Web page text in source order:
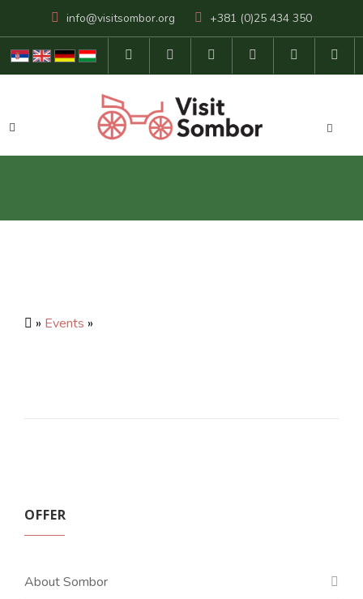
info@visitsombor.org +381 (0)25 434 350
» Events »
OFFER
About Sombor